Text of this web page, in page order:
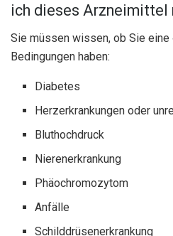
ich dieses Arzneimittel
Sie müssen wissen, ob Sie
Bedingungen haben:
Diabetes
Herzerkrankungen oder
Bluthochdruck
Nierenerkrankung
Phäochromozytom
Anfälle
Schilddrüsenerkrankung